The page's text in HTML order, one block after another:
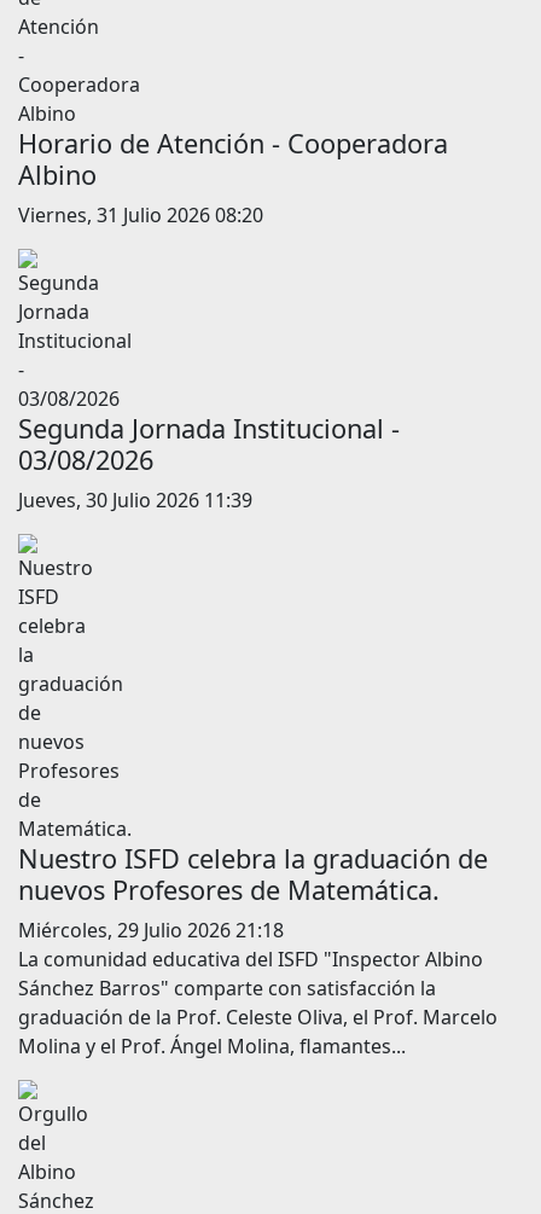
Horario de Atención - Cooperadora
Albino
Viernes, 31 Julio 2026 08:20
Segunda Jornada Institucional -
03/08/2026
Jueves, 30 Julio 2026 11:39
Nuestro ISFD celebra la graduación de
nuevos Profesores de Matemática.
Miércoles, 29 Julio 2026 21:18
La comunidad educativa del ISFD "Inspector Albino
Sánchez Barros" comparte con satisfacción la
graduación de la Prof. Celeste Oliva, el Prof. Marcelo
Molina y el Prof. Ángel Molina, flamantes...